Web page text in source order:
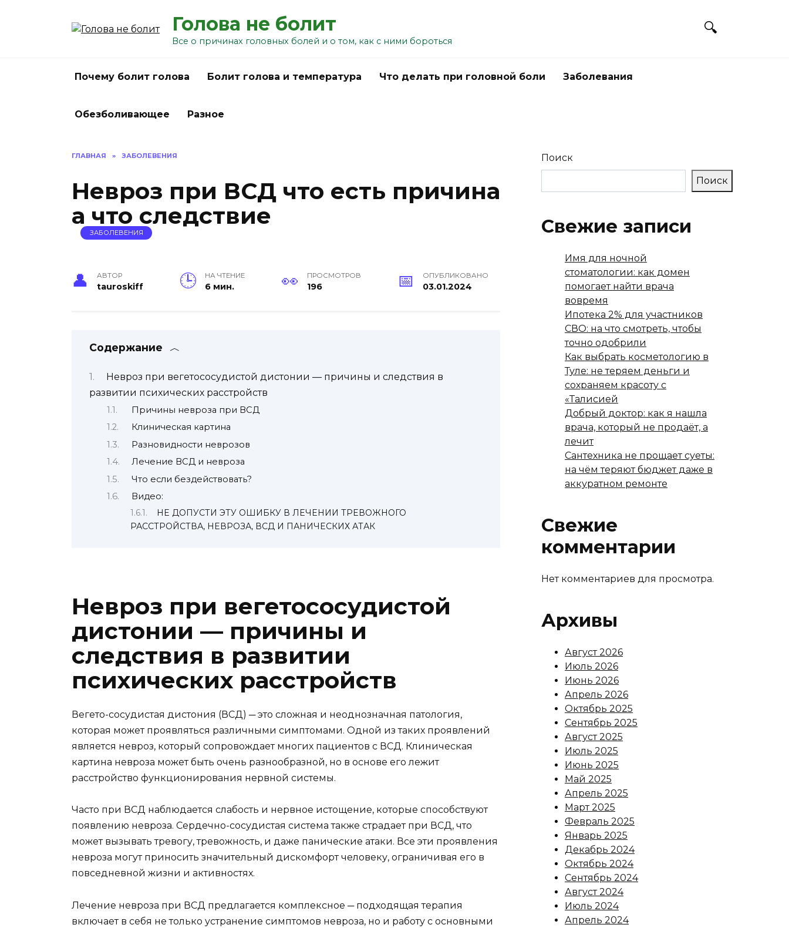
Голова не болит
Все о причинах головных болей и о том, как с ними бороться
Почему болит голова Болит голова и температура Что делать при головной боли Заболевания
Обезболивающее Разное
ГЛАВНАЯ » ЗАБОЛЕВЕНИЯ
Невроз при ВСД что есть причина
а что следствие
ЗАБОЛЕВЕНИЯ
АВТОР
tauroskiff
НА ЧТЕНИЕ
6 мин.
ПРОСМОТРОВ
196
ОПУБЛИКОВАНО
03.01.2024
Содержание
Невроз при вегетососудистой дистонии — причины и следствия в
развитии психических расстройств
Причины невроза при ВСД
Клиническая картина
Разновидности неврозов
Лечение ВСД и невроза
Что если бездействовать?
Видео:
НЕ ДОПУСТИ ЭТУ ОШИБКУ В ЛЕЧЕНИИ ТРЕВОЖНОГО
РАССТРОЙСТВА, НЕВРОЗА, ВСД И ПАНИЧЕСКИХ АТАК
Невроз при вегетососудистой
дистонии — причины и
следствия в развитии
психических расстройств
Вегето-сосудистая дистония (ВСД) ─ это сложная и неоднозначная патология,
которая может проявляться различными симптомами. Одной из таких проявлений
является невроз, который сопровождает многих пациентов с ВСД. Клиническая
картина невроза может быть очень разнообразной, но в основе его лежит
расстройство функционирования нервной системы.
Часто при ВСД наблюдается слабость и нервное истощение, которые способствуют
появлению невроза. Сердечно-сосудистая система также страдает при ВСД, что
может вызывать тревогу, тревожность, и даже панические атаки. Все эти проявления
невроза могут приносить значительный дискомфорт человеку, ограничивая его в
повседневной жизни и активностях.
Лечение невроза при ВСД предлагается комплексное ─ подходящая терапия
включает в себя не только устранение симптомов невроза, но и работу с основными
Поиск
Поиск
Свежие записи
Имя для ночной
стоматологии: как домен
помогает найти врача
вовремя
Ипотека 2% для участников
СВО: на что смотреть, чтобы
точно одобрили
Как выбрать косметологию в
Туле: не теряем деньги и
сохраняем красоту с
«Талисией
Добрый доктор: как я нашла
врача, который не продаёт, а
лечит
Сантехника не прощает суеты:
на чём теряют бюджет даже в
аккуратном ремонте
Свежие
комментарии
Нет комментариев для просмотра.
Архивы
Август 2026
Июль 2026
Июнь 2026
Апрель 2026
Октябрь 2025
Сентябрь 2025
Август 2025
Июль 2025
Июнь 2025
Май 2025
Апрель 2025
Март 2025
Февраль 2025
Январь 2025
Декабрь 2024
Октябрь 2024
Сентябрь 2024
Август 2024
Июль 2024
Апрель 2024